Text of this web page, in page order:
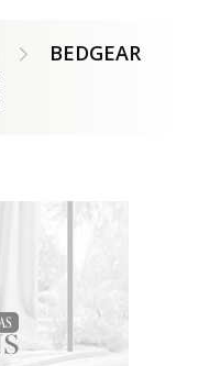
BEDGEAR